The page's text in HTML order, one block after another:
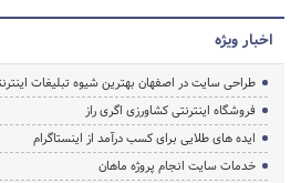
اخبار ویژه
طراحی سایت در اصفهان بهترین شیوه تبلیغات
فروشگاه اینترنتی کشاورزی اگری راز
ایده های طلایی برای کسب درآمد از اینستاگرام
خدمات سایت انجام پروژه ماهان